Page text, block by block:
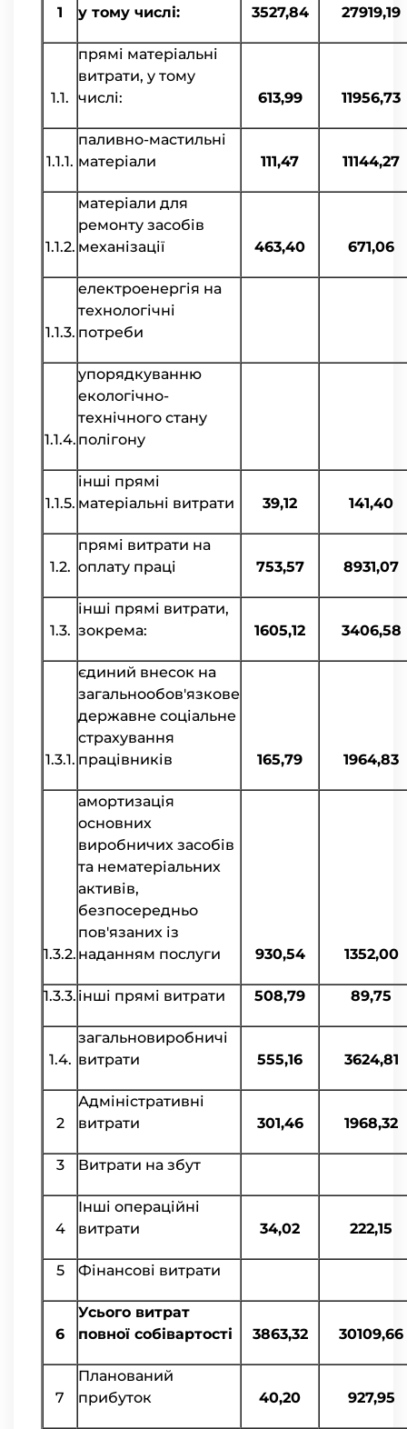
1 у тому числі: 3527,84 27919,19
1.1.
прямі матеріальні
витрати, у тому
числі:
613,99 11956,73
1.1.1.
паливно-мастильні
матеріали
111,47 11144,27
1.1.2.
матеріали для
ремонту засобів
механізації
463,40 671,06
1.1.3.
електроенергія на
технологічні
потреби
1.1.4.
упорядкуванню
екологічно-
технічного стану
полігону
1.1.5.
інші прямі
матеріальні витрати
39,12 141,40
1.2.
прямі витрати на
оплату праці
753,57 8931,07
1.3.
інші прямі витрати,
зокрема:
1605,12 3406,58
1.3.1.
єдиний внесок на
загальнообов'язкове
державне соціальне
страхування
працівників
165,79 1964,83
1.3.2.
амортизація
основних
виробничих засобів
та нематеріальних
активів,
безпосередньо
пов'язаних із
наданням послуги
930,54 1352,00
1.3.3. інші прямі витрати 508,79 89,75
1.4.
загальновиробничі
витрати
555,16 3624,81
2
Адміністративні
витрати
301,46 1968,32
3 Витрати на збут
4
Інші операційні
витрати
34,02 222,15
5 Фінансові витрати
6
Усього витрат
повної собівартості
3863,32 30109,66
7
Планований
прибуток
40,20 927,95